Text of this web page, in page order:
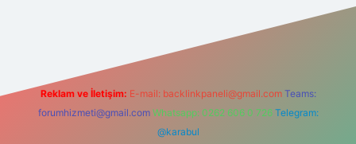
Reklam ve İletişim: E-mail: backlinkpaneli@gmail.com Teams:
forumhizmeti@gmail.com Whatsapp: 0262 606 0 726 Telegram:
@karabul